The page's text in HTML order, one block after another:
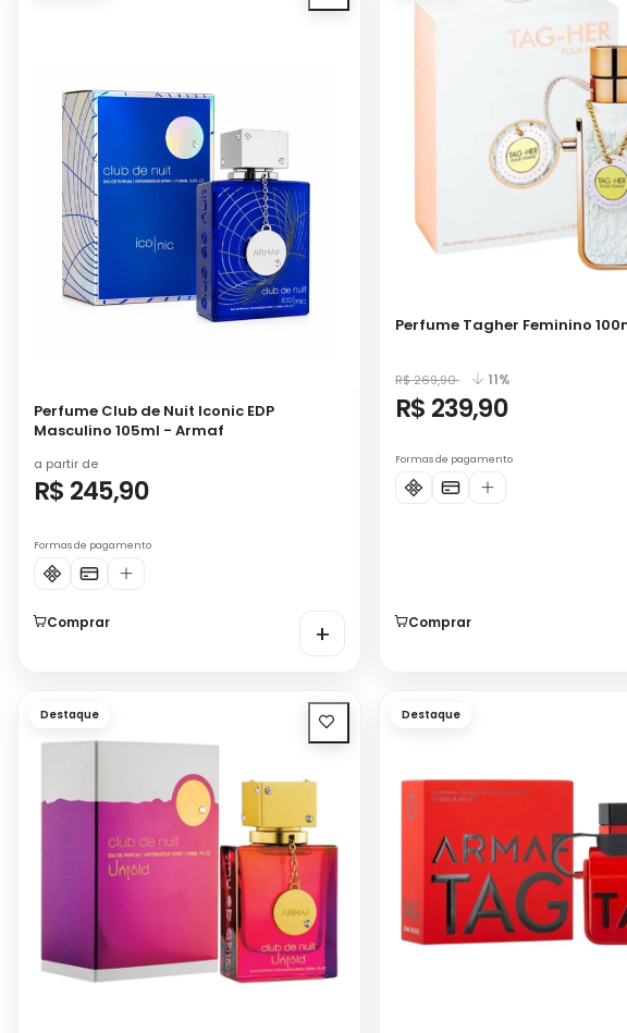
Perfume Club de Nuit Iconic EDP
Masculino 105ml - Armaf
a partir de
R$ 245,90
Formas de pagamento
Comprar +
Perfume Tagher Feminino
R$ 269,90 11%
R$ 239,90
Formas de pagamento
Comprar
Destaque Destaque